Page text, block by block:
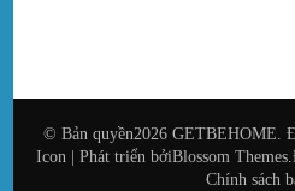
© Bản quyền2026 GETBEHOME.
Icon | Phát triển bởiBlossom Themes
Chính sách